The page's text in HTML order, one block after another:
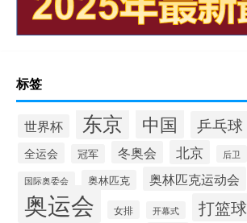
标签
世界杯 东京 中国 乒乓球
全运会 冠军 冬奥会 北京 后卫
国际奥委会 奥林匹克 奥林匹克运动会
奥运会 女排 开幕式 打篮球